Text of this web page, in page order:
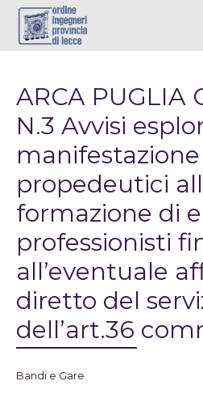
ARCA PUGLIA
N.3 Avvisi
propedeutici
formazione di
professionisti
all’eventuale
diretto del
dell’art.36
Bandi e Gare